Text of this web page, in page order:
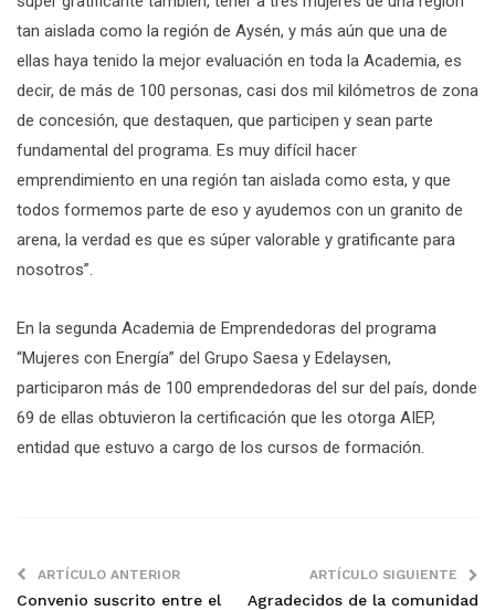
tan aislada como la región de Aysén, y más aún que una de
ellas haya tenido la mejor evaluación en toda la Academia, es
decir, de más de 100 personas, casi dos mil kilómetros de zona
de concesión, que destaquen, que participen y sean parte
fundamental del programa. Es muy difícil hacer
emprendimiento en una región tan aislada como esta, y que
todos formemos parte de eso y ayudemos con un granito de
arena, la verdad es que es súper valorable y gratificante para
nosotros”.
En la segunda Academia de Emprendedoras del programa
“Mujeres con Energía” del Grupo Saesa y Edelaysen,
participaron más de 100 emprendedoras del sur del país, donde
69 de ellas obtuvieron la certificación que les otorga AIEP,
entidad que estuvo a cargo de los cursos de formación.
ARTÍCULO ANTERIOR
Convenio suscrito entre el
ARTÍCULO SIGUIENTE
Agradecidos de la comunidad